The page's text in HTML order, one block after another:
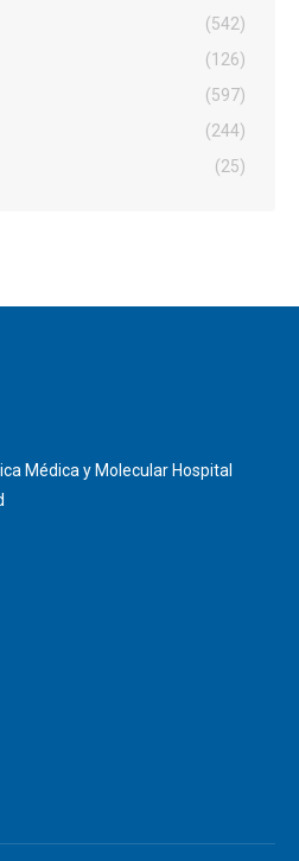
(542)
(126)
(597)
(244)
(25)
Médica y Molecular Hospital